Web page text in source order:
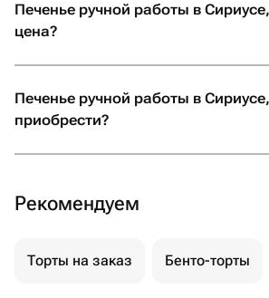
Печенье ручной работы в
цена?
Печенье ручной работы в
приобрести?
Рекомендуем
Торты на заказ Бенто-торты